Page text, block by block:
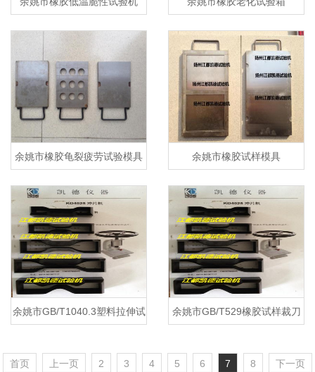
余姚市橡胶龟裂疲劳试验模具 余姚市橡胶试样模具
余姚市GB/T1040.3塑料拉伸试 余姚市GB/T529橡胶试样裁刀
首页 上一页 2 3 4 5 6 7 8
下一页